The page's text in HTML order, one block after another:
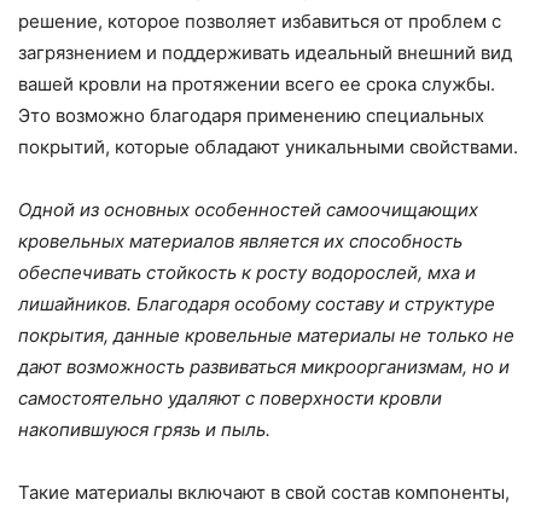
решение, которое позволяет избавиться от проблем с
загрязнением и поддерживать идеальный внешний вид
вашей кровли на протяжении всего ее срока службы.
Это возможно благодаря применению специальных
покрытий, которые обладают уникальными свойствами.
Одной из основных особенностей самоочищающих
кровельных материалов является их способность
обеспечивать стойкость к росту водорослей, мха и
лишайников. Благодаря особому составу и структуре
покрытия, данные кровельные материалы не только не
дают возможность развиваться микроорганизмам, но и
самостоятельно удаляют с поверхности кровли
накопившуюся грязь и пыль.
Такие материалы включают в свой состав компоненты,